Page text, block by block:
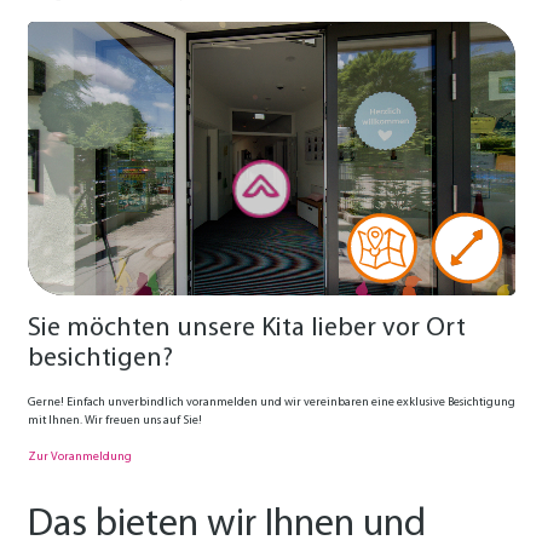
Sie möchten unsere Kita lieber vor Ort
besichtigen?
Gerne! Einfach unverbindlich voranmelden und wir vereinbaren eine exklusive Besichtigung
mit Ihnen. Wir freuen uns auf Sie!
Zur Voranmeldung
Das bieten wir Ihnen und